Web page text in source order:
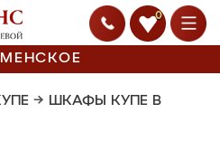
0
→ ШКАФЫ КУПЕ В